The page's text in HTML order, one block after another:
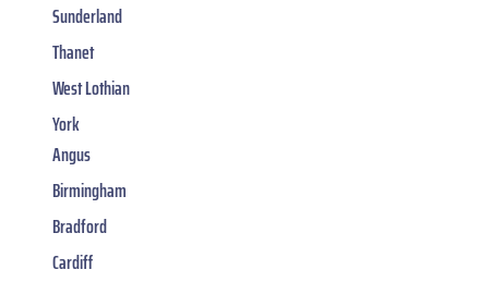
Sunderland
Thanet
West Lothian
York
Angus
Birmingham
Bradford
Cardiff